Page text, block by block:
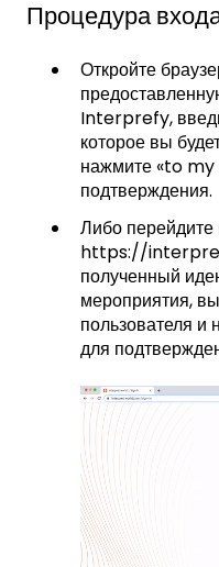
Процедура
Откройте
Interprefy,
которое вы
нажмите «to my
подтверждения.
Либо перейдите
https://
полученный
мероприятия,
пользователя
для